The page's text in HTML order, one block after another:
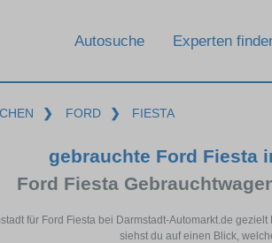
Autosuche Experten
❯ FORD ❯ FIESTA
gebrauchte Ford Fiesta
Ford Fiesta
für Ford Fiesta bei Darmstadt-Automarkt.de
siehst du auf einen Blick,